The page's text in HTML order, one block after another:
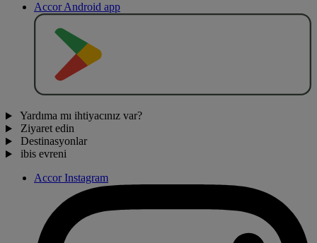
Accor Android app
Yardıma mı ihtiyacınız var?
Ziyaret edin
Destinasyonlar
ibis evreni
Accor Instagram